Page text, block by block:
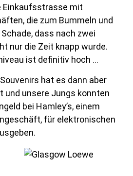
Einkaufsstrasse mit
die zum Bummeln und
dass nach zwei
nur die Zeit knapp wurde.
ist definitiv hoch …
hat es dann aber
und unsere Jungs konnten
bei Hamley’s, einem
für elektronischen